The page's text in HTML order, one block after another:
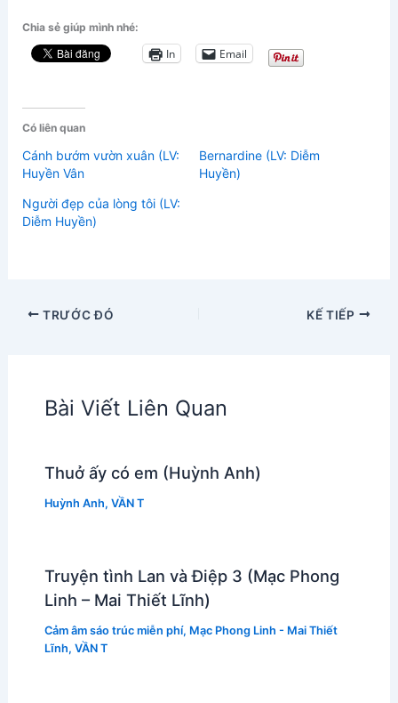
Chia sẻ giúp mình nhé:
In Email
Có liên quan
Cánh bướm vườn xuân (LV:
Huyền Vân
Bernardine (LV: Diễm
Huyền)
Người đẹp của lòng tôi (LV:
Diễm Huyền)
TRƯỚC ĐÓ KẾ TIẾP
Bài Viết Liên Quan
Thuở ấy có em (Huỳnh Anh)
Huỳnh Anh, VẦN T
Truyện tình Lan và Điệp 3 (Mạc Phong
Linh – Mai Thiết Lĩnh)
Cảm âm sáo trúc miễn phí, Mạc Phong Linh - Mai Thiết
Lĩnh, VẦN T